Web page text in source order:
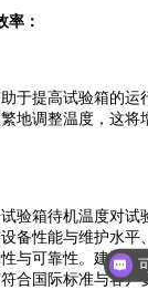
：
提高试验箱的运
地调整温度，这将
箱待机温度对试
备性能与维护水平
与可靠性。建议将
合国际标准与客户